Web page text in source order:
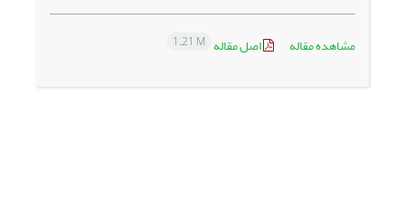
مشاهده مقاله اصل مقاله 1.21 M